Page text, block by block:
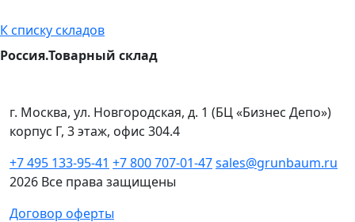
К списку складов
Россия.Товарный склад
г. Москва, ул. Новгородская, д. 1 (БЦ «Бизнес Депо»)
корпус Г, 3 этаж, офис 304.4
+7 495 133-95-41 +7 800 707-01-47sales@grunbaum.ru
2026 Все права защищены
Договор оферты